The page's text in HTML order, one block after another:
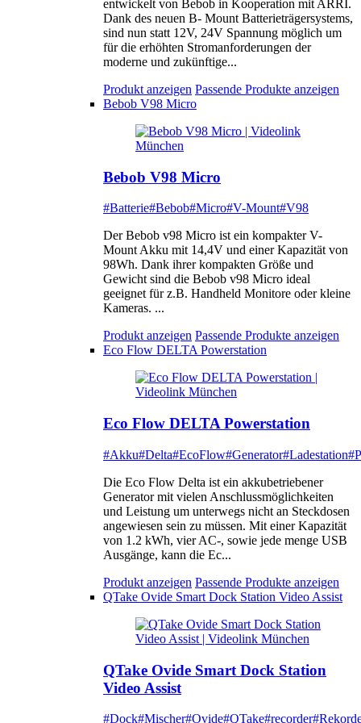
entwickelt von Bebob in Kooperation mit ARRI.
Dank des neuen B- Mount Batterieträgersystems,
sind nun statt 12V, 24V Spannung möglich um
für die erhöhten Stromanforderungen der
moderne und zukünftige...
Produkt anzeigen Passende Produkte anzeigen
Bebob V98 Micro
Bebob V98 Micro
#Batterie#Bebob#Micro#V-Mount#V98
Der Bebob v98 Micro ist ein kompakter V-
Mount Akku mit 14,4V und einer Kapazität von
98Wh. Dank ihrer kompakten Größe und
Gewicht sind die Bebob v98 Micro ideal
geeignet für z.B. Handheld Monitore oder kleine
Kameras. ...
Produkt anzeigen Passende Produkte anzeigen
Eco Flow DELTA Powerstation
Eco Flow DELTA Powerstation
#Akku#Delta#EcoFlow#Generator#Ladestation
Die Eco Flow Delta ist ein akkubetriebener
Generator mit vielen Anschlussmöglichkeiten
und Leistung um unterwegs nicht an Steckdosen
angewiesen sein zu müssen. Mit einer Kapazität
von 1.2 kWh, vier AC-, sowie jede menge USB
Ausgänge, kann die Ec...
Produkt anzeigen Passende Produkte anzeigen
QTake Ovide Smart Dock Station Video Assist
QTake Ovide Smart Dock Station
Video Assist
#Dock#Mischer#Ovide#QTake#recorder